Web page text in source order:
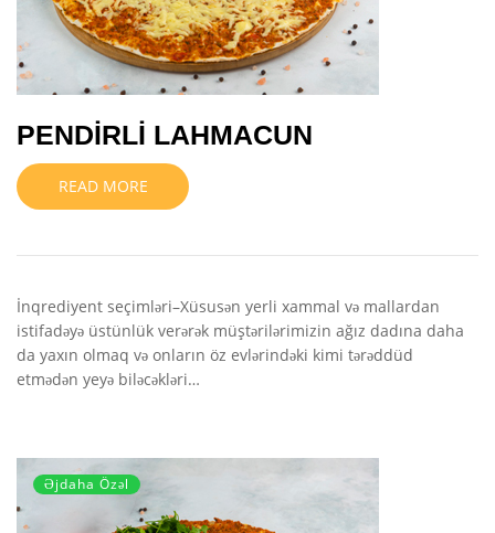
PENDİRLİ LAHMACUN
READ MORE
İnqrediyent seçimləri–Xüsusən yerli xammal və mallardan
istifadəyə üstünlük verərək müştərilərimizin ağız dadına daha
da yaxın olmaq və onların öz evlərindəki kimi tərəddüd
etmədən yeyə biləcəkləri…
Əjdaha Özəl